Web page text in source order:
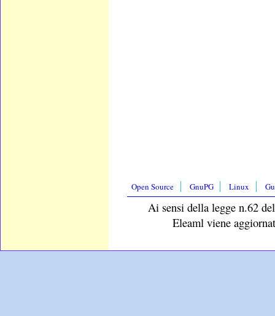
Open Source GnuPG Linux
Ai sensi della legge n.62
Eleaml viene